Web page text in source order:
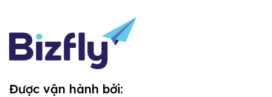
Được vận hành bởi: